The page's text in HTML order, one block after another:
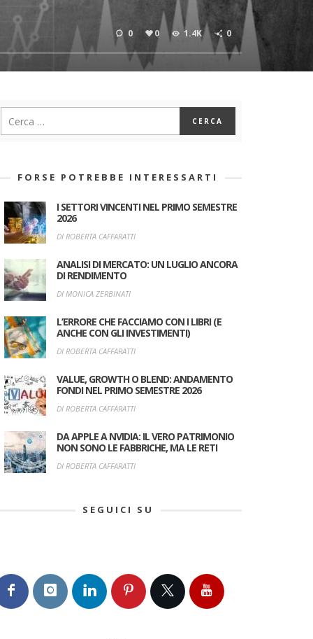
0 0 1.4K 0
FORSE POTREBBE INTERESSARTI
I SETTORI VINCENTI NEL PRIMO SEMESTRE
2026
DI ROBERTA CAFFARATTI
ANALISI DI MERCATO: UN LUGLIO ANCORA
DI RENDIMENTO
DI MONICA ZERBINATI
L’ERRORE CHE FACCIAMO CON I LIBRI (E
ANCHE CON GLI INVESTIMENTI)
DI ROBERTA CAFFARATTI
VALUE, GROWTH O BLEND: ANDAMENTO
FONDI NEL PRIMO SEMESTRE 2026
DI ROBERTA CAFFARATTI
DA APPLE A NVIDIA: IL VERO PATRIMONIO
NON SONO LE FABBRICHE, MA LE RETI
DI ROBERTA CAFFARATTI
SEGUICI SU